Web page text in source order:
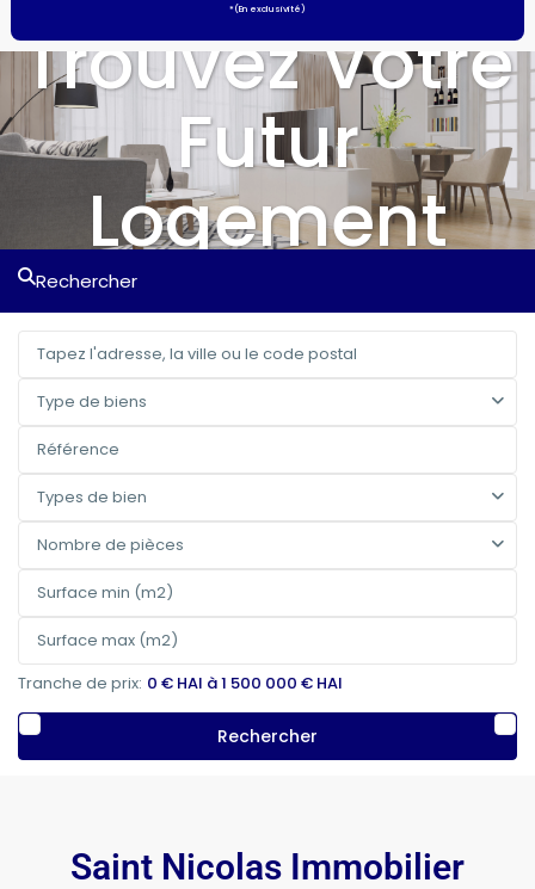
*(En exclusivité)
Trouvez Votre
Futur
Logement
Rechercher
Type de biens
Types de bien
Nombre de pièces
Tranche de prix: 0 € HAI à 1 500 000 € HAI
Rechercher
Saint Nicolas Immobilier